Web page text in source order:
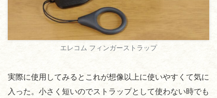
エレコム フィンガーストラップ
実際に使用してみるとこれが想像以上に使いやすくて気に
入った。小さく短いのでストラップとして使わない時でも